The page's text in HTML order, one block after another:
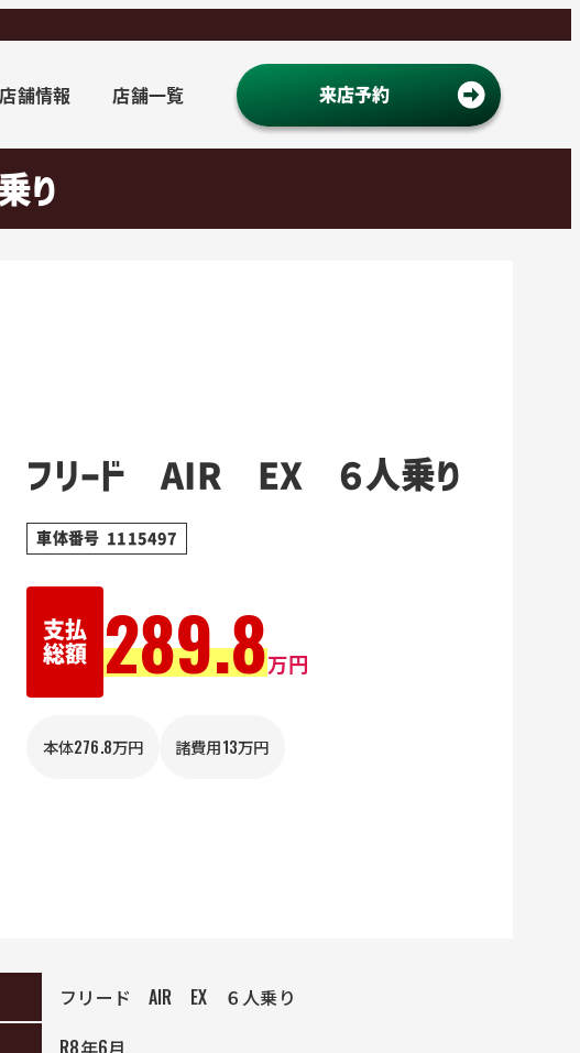
店舗情報 店舗一覧 来店予約
り
フリード AIR EX ６人乗り
車体番号 1115497
支払
総額
289.8万円
本体276.8万円 諸費用13万円
フリード AIR EX ６人乗り
R8年6月